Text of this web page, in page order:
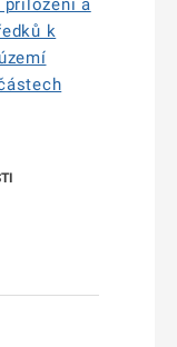
přiložení a
k